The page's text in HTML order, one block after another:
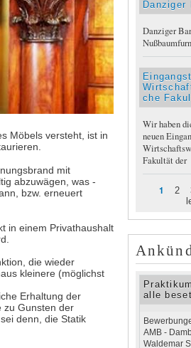
Möbels versteht, ist in
mit
abzuwägen, was -
bzw. erneuert
in einem Privathaushalt
die wieder
kleinere (möglichst
Erhaltung der
zu Gunsten der
denn, die Statik
Danziger
Danziger
che
Wir haben
neuen
Fakultät der
Seiten
1 2
alle
AMB -
Waldemar